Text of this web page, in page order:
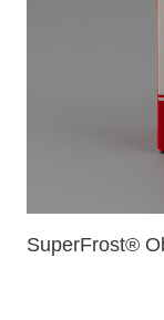
SuperFrost®